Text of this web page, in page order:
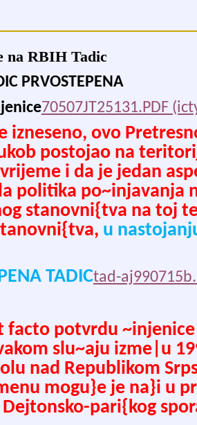
na RBIH Tadic
PRVOSTEPENA
70507JT25131.PDF
izneseno, ovo
postojao na
i da je jedan
politika po~injavanja
stanovni{tva na toj
u
TADICtad-
facto potvrdu
slu~aju izme|u
nad Republikom
mogu}e je na}i u
pari{kog